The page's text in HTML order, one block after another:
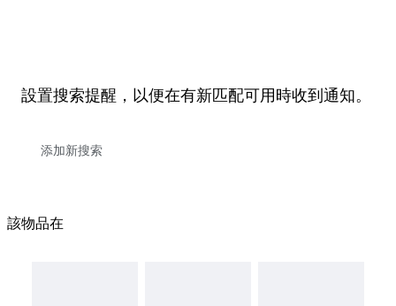
設置搜索提醒，以便在有新匹配可用時收到通知。
該物品在